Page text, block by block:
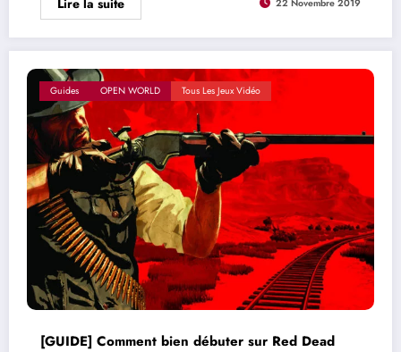
22 Novembre 2019
Guides OPEN WORLD Tous Les Jeux Vidéo
[GUIDE] Comment bien débuter sur Red Dead